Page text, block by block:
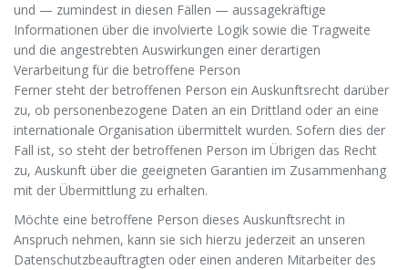
und — zumindest in diesen Fällen — aussagekräftige
Informationen über die involvierte Logik sowie die Tragweite
und die angestrebten Auswirkungen einer derartigen
Verarbeitung für die betroffene Person
Ferner steht der betroffenen Person ein Auskunftsrecht darüber
zu, ob personenbezogene Daten an ein Drittland oder an eine
internationale Organisation übermittelt wurden. Sofern dies der
Fall ist, so steht der betroffenen Person im Übrigen das Recht
zu, Auskunft über die geeigneten Garantien im Zusammenhang
mit der Übermittlung zu erhalten.
Möchte eine betroffene Person dieses Auskunftsrecht in
Anspruch nehmen, kann sie sich hierzu jederzeit an unseren
Datenschutzbeauftragten oder einen anderen Mitarbeiter des